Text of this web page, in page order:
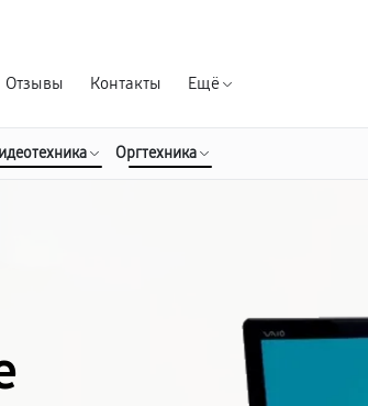
Отзывы Контакты Ещё
Оргтехника